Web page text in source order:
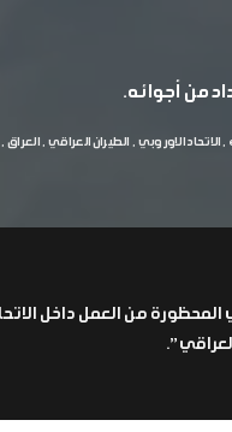
من أجوائه.
الاتحاد الاوروبي الطيران العراقي العراق
المحظورة من العمل داخل